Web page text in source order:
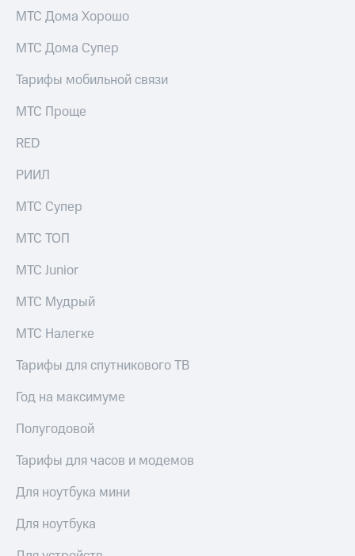
именных
Другое
Регистратор
Контакты
этика
МТС Дома Хорошо
МТС Дома Супер
Тарифы мобильной связи
МТС Проще
RED
РИИЛ
МТС Супер
МТС ТОП
МТС Junior
МТС Мудрый
МТС Налегке
Тарифы для спутникового ТВ
Год на максимуме
Полугодовой
Тарифы для часов и модемов
Для ноутбука мини
Для ноутбука